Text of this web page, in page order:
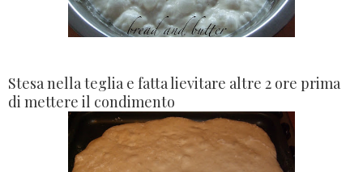
Stesa nella teglia e fatta lievitare altre 2 ore prima
di mettere il condimento